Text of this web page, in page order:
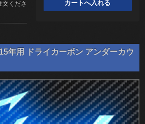
文くださ
年用 ドライカーボン アンダーカウ